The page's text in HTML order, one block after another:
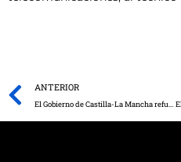
Prev
ANTERIOR